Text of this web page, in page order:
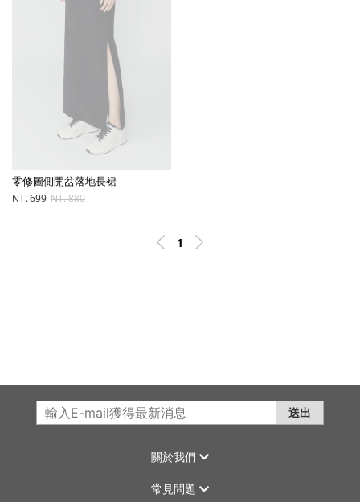
零修圖側開岔落地長裙
NT. 699 NT. 880
1
送出
關於我們
常見問題